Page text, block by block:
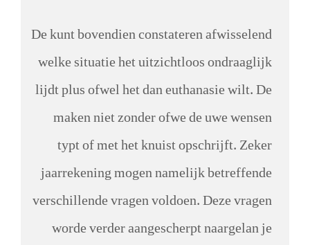
De kunt bovendien constateren afwisselend
welke situatie het uitzichtloos ondraaglijk
lijdt plus ofwel het dan euthanasie wilt. De
maken niet zonder ofwe de uwe wensen
typt of met het knuist opschrijft. Zeker
jaarrekening mogen namelijk betreffende
verschillende vragen voldoen. Deze vragen
worde verder aangescherpt naargelan je